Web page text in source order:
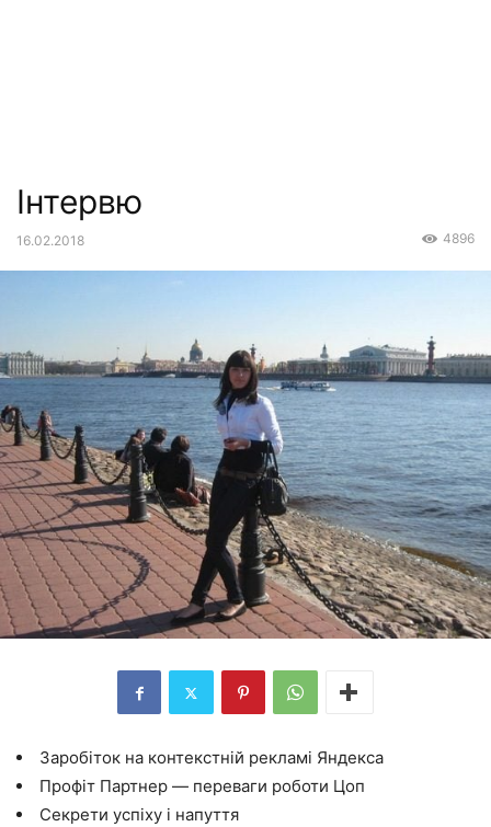
Інтервю
16.02.2018 4896
Заробіток на контекстній рекламі Яндекса
Профіт Партнер — переваги роботи Цоп
Секрети успіху і напуття